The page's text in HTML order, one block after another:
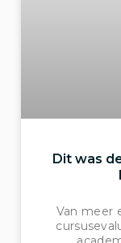
Dit was
Van meer